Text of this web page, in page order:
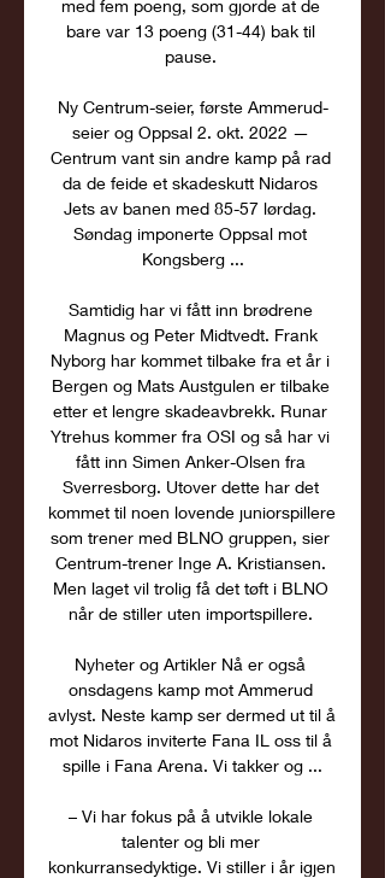
med fem poeng, som gjorde at de
bare var 13 poeng (31-44) bak til
pause.
Ny Centrum-seier, første Ammerud-
seier og Oppsal 2. okt. 2022 —
Centrum vant sin andre kamp på rad
da de feide et skadeskutt Nidaros
Jets av banen med 85-57 lørdag.
Søndag imponerte Oppsal mot
Kongsberg ...
Samtidig har vi fått inn brødrene
Magnus og Peter Midtvedt. Frank
Nyborg har kommet tilbake fra et år i
Bergen og Mats Austgulen er tilbake
etter et lengre skadeavbrekk. Runar
Ytrehus kommer fra OSI og så har vi
fått inn Simen Anker-Olsen fra
Sverresborg. Utover dette har det
kommet til noen lovende juniorspillere
som trener med BLNO gruppen, sier
Centrum-trener Inge A. Kristiansen.
Men laget vil trolig få det tøft i BLNO
når de stiller uten importspillere.
Nyheter og Artikler Nå er også
onsdagens kamp mot Ammerud
avlyst. Neste kamp ser dermed ut til å
mot Nidaros inviterte Fana IL oss til å
spille i Fana Arena. Vi takker og ...
– Vi har fokus på å utvikle lokale
talenter og bli mer
konkurransedyktige. Vi stiller i år igjen